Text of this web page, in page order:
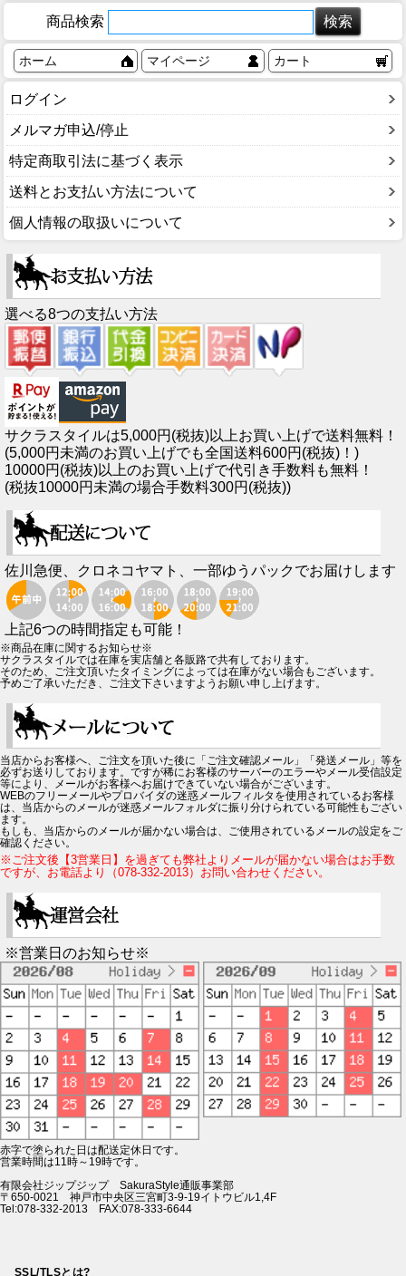
商品検索
ホーム マイページ カート
ログイン
メルマガ申込/停止
特定商取引法に基づく表示
送料とお支払い方法について
個人情報の取扱いについて
選べる8つの支払い方法
サクラスタイルは5,000円(税抜)以上お買い上げで送料無料！
(5,000円未満のお買い上げでも全国送料600円(税抜)！)
10000円(税抜)以上のお買い上げで代引き手数料も無料！
(税抜10000円未満の場合手数料300円(税抜))
佐川急便、クロネコヤマト、一部ゆうパックでお届けします
上記6つの時間指定も可能！
※商品在庫に関するお知らせ※
サクラスタイルでは在庫を実店舗と各販路で共有しております。
そのため、ご注文頂いたタイミングによっては在庫がない場合もございます。
予めご了承いただき、ご注文下さいますようお願い申し上げます。
当店からお客様へ、ご注文を頂いた後に「ご注文確認メール」「発送メール」等を
必ずお送りしております。ですが稀にお客様のサーバーのエラーやメール受信設定
等により、メールがお客様へお届けできていない場合がございます。
WEBのフリーメールやプロバイダの迷惑メールフィルタを使用されているお客様
は、当店からのメールが迷惑メールフォルダに振り分けられている可能性もござい
ます。
もしも、当店からのメールが届かない場合は、ご使用されているメールの設定をご
確認ください。
※ご注文後【3営業日】を過ぎても弊社よりメールが届かない場合はお手数
ですが、お電話より（078-332-2013）お問い合わせください。
※営業日のお知らせ※
赤字で塗られた日は配送定休日です。
営業時間は11時～19時です。
有限会社ジップジップ SakuraStyle通販事業部
〒650-0021 神戸市中央区三宮町3-9-19イトウビル1,4F
Tel:078-332-2013 FAX:078-333-6644
SSL/TLSとは?